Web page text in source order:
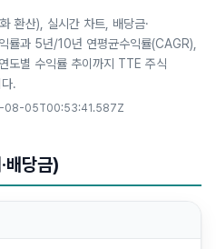
환산), 실시간 차트, 배당금·
률과 5년/10년 연평균수익률(CAGR),
도별 수익률 추이까지 TTE 주식
.
08-05T00:53:41.587Z
배당금)